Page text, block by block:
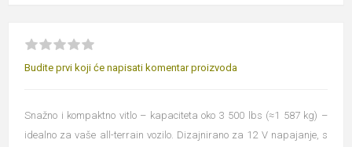
Budite prvi koji će napisati komentar proizvoda
Snažno i kompaktno vitlo – kapaciteta oko 3 500 lbs (≈1 587 kg) –
idealno za vaše all-terrain vozilo. Dizajnirano za 12 V napajanje, s